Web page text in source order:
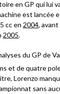
en GP qui lui
est lancée
cc en 2004,
2005.
et de quatre
Lorenzo
sans